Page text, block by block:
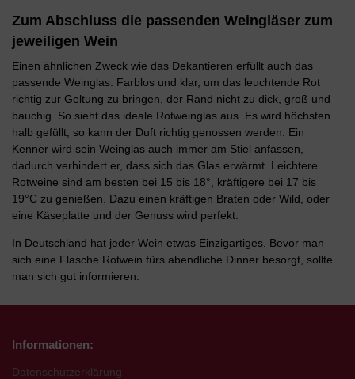
Zum Abschluss die passenden Weingläser zum
jeweiligen Wein
Einen ähnlichen Zweck wie das Dekantieren erfüllt auch das
passende Weinglas. Farblos und klar, um das leuchtende Rot
richtig zur Geltung zu bringen, der Rand nicht zu dick, groß und
bauchig. So sieht das ideale Rotweinglas aus. Es wird höchsten
halb gefüllt, so kann der Duft richtig genossen werden. Ein
Kenner wird sein Weinglas auch immer am Stiel anfassen,
dadurch verhindert er, dass sich das Glas erwärmt. Leichtere
Rotweine sind am besten bei 15 bis 18°, kräftigere bei 17 bis
19°C zu genießen. Dazu einen kräftigen Braten oder Wild, oder
eine Käseplatte und der Genuss wird perfekt.
In Deutschland hat jeder Wein etwas Einzigartiges. Bevor man
sich eine Flasche Rotwein fürs abendliche Dinner besorgt, sollte
man sich gut informieren.
Informationen:
Datenschutzerklärung